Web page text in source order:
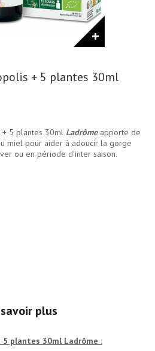
+ 5 plantes 30ml
+ 5 plantes 30ml Ladrômeapporte de
miel pour aider à adoucir la gorge
ou en période d'inter saison.
plus
5 plantes 30ml Ladrôme :